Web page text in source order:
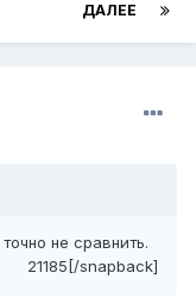
ДАЛЕЕ
не сравнить.
21185[/snapback]